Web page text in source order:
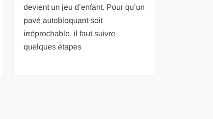
devient un jeu d’enfant. Pour qu’un
pavé autobloquant soit
irréprochable, il faut suivre
quelques étapes